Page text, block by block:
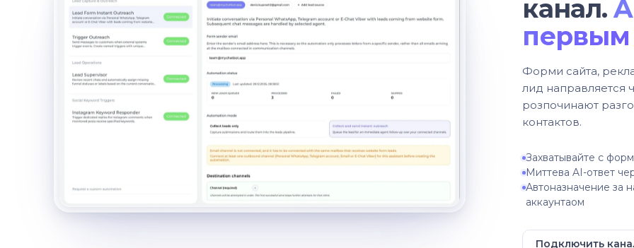
канал.
Форми сайта,
лид направляется
розпочинают
контактов.
Захватывайте с
Миттева AI-ответ
Автоназначение за
аккаунтаом
Подключить